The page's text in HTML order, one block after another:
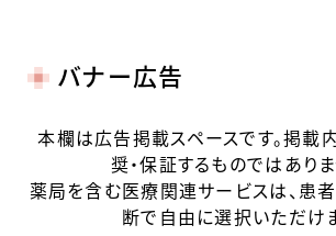
バナー広告
本欄は広告掲載スペースです。掲載
奨・保証するものではありま
薬局を含む医療関連サービスは、患
断で自由に選択いただけ